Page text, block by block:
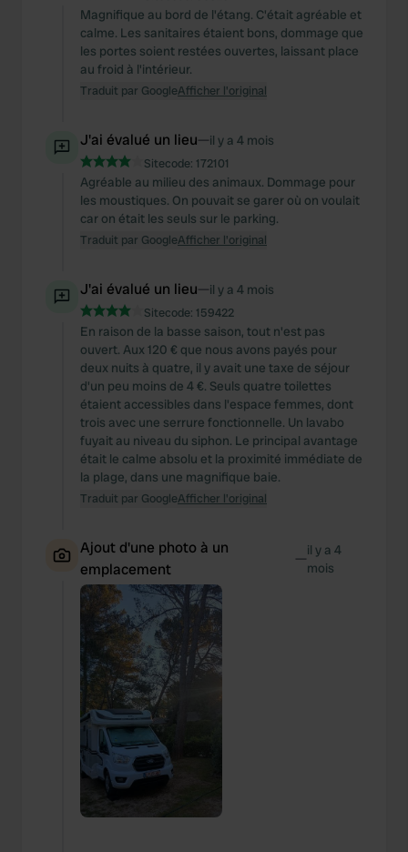
may combine it with other information that you’ve
provided to them or that they’ve collected from your use
of their services.
Magnifique au bord de l'étang. C'était agréable et
calme. Les sanitaires étaient bons, dommage que
les portes soient restées ouvertes, laissant place
au froid à l'intérieur.
Traduit par GoogleAfficher l'original
J'ai évalué un lieu—il y a 4 mois
Sitecode: 172101
Agréable au milieu des animaux. Dommage pour
les moustiques. On pouvait se garer où on voulait
car on était les seuls sur le parking.
Traduit par GoogleAfficher l'original
J'ai évalué un lieu—il y a 4 mois
Sitecode: 159422
En raison de la basse saison, tout n'est pas
ouvert. Aux 120 € que nous avons payés pour
deux nuits à quatre, il y avait une taxe de séjour
d'un peu moins de 4 €. Seuls quatre toilettes
étaient accessibles dans l'espace femmes, dont
trois avec une serrure fonctionnelle. Un lavabo
fuyait au niveau du siphon. Le principal avantage
était le calme absolu et la proximité immédiate de
la plage, dans une magnifique baie.
Traduit par GoogleAfficher l'original
Ajout d'une photo à un
emplacement
—il y a 4
mois